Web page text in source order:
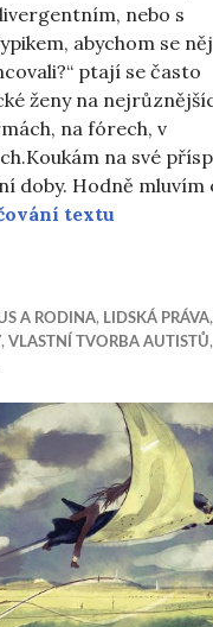
při smyslech
nebo s
abychom se
ptají se často
ženy na
na fórech, v
na své
doby. Hodně mluvím
textu
A RODINA, LIDSKÁ PRÁVA,
, VLASTNÍ TVORBA AUTISTŮ,